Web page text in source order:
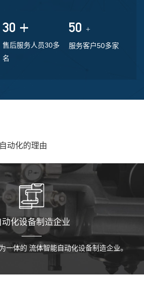
30 +
售后服务人员30多
名
50 +
服务客户50多家
动化的理由
动化设备制造企业
一体的 流体智能自动化设备制造企业。